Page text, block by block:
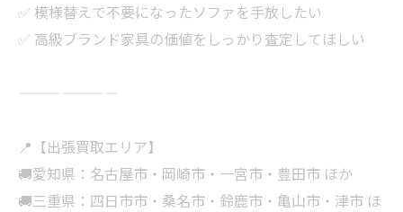
✅ 模様替えで不要になったソファを手放したい
✅ 高級ブランド家具の価値をしっかり査定してほしい
———————
📍【出張買取エリア】
🚚愛知県：名古屋市・岡崎市・一宮市・豊田市 ほか
🚚三重県：四日市市・桑名市・鈴鹿市・亀山市・津市 ほ